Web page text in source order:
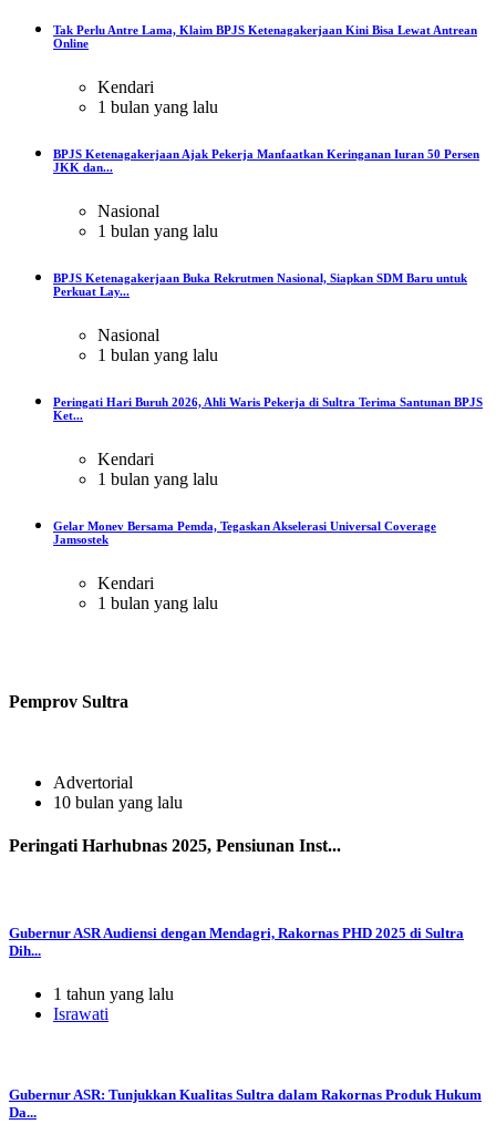
Tak Perlu Antre Lama, Klaim BPJS Ketenagakerjaan Kini Bisa Lewat Antrean
Online
Kendari
1 bulan yang lalu
BPJS Ketenagakerjaan Ajak Pekerja Manfaatkan Keringanan Iuran 50 Persen
JKK dan...
Nasional
1 bulan yang lalu
BPJS Ketenagakerjaan Buka Rekrutmen Nasional, Siapkan SDM Baru untuk
Perkuat Lay...
Nasional
1 bulan yang lalu
Peringati Hari Buruh 2026, Ahli Waris Pekerja di Sultra Terima Santunan BPJS
Ket...
Kendari
1 bulan yang lalu
Gelar Monev Bersama Pemda, Tegaskan Akselerasi Universal Coverage
Jamsostek
Kendari
1 bulan yang lalu
Pemprov Sultra
Advertorial
10 bulan yang lalu
Peringati Harhubnas 2025, Pensiunan Inst...
Gubernur ASR Audiensi dengan Mendagri, Rakornas PHD 2025 di Sultra
Dih...
1 tahun yang lalu
Israwati
Gubernur ASR: Tunjukkan Kualitas Sultra dalam Rakornas Produk Hukum
Da...